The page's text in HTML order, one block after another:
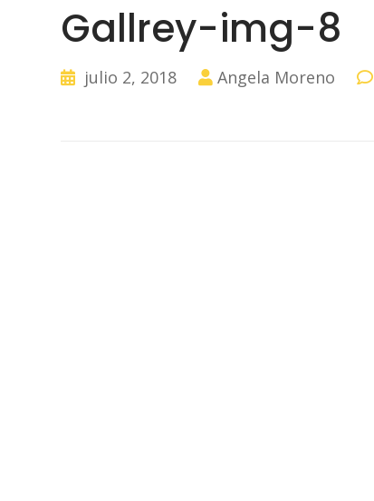
Gallrey-img-8
julio 2, 2018 Angela Moreno